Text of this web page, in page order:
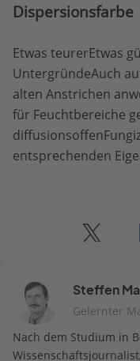
Dispersionsfarbe
Etwas teurerEtwas
UntergründeAuch
alten Anstrichen
für Feuchtbereiche
entsprechenden
Steffen
Gelernter
Nach dem Studium in